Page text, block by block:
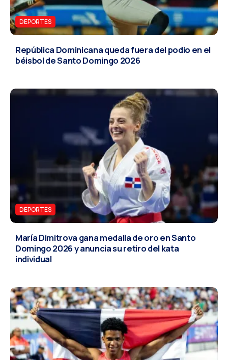
DEPORTES
República Dominicana queda fuera del podio en el
béisbol de Santo Domingo 2026
DEPORTES
María Dimitrova gana medalla de oro en Santo
Domingo 2026 y anuncia su retiro del kata
individual